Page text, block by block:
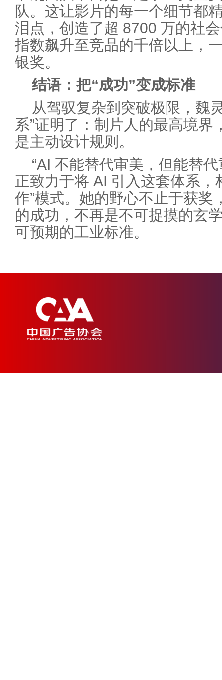
队。这让影片的每一个细节都
泪点，创造了超 8700 万的社
指数飙升至竞品的千倍以上，
银奖。
结语：把“成功”变成标准
从驾驭复杂到突破极限，魏
系”证明了：制片人的最高境界
是主动设计规则。
“AI 不能替代审美，但能替
正致力于将 AI 引入这套体系，
作”模式。她的野心不止于获奖
的成功，不再是不可捉摸的玄
可预期的工业标准。